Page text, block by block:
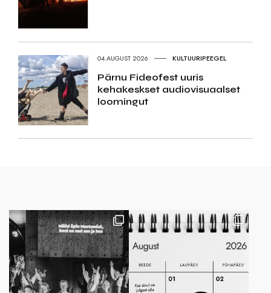
04.AUGUST 2026 KULTUURIPEEGEL
Pärnu Fideofest uuris
kehakeskset audiovisuaalset
loomingut